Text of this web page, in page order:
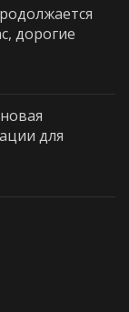
дорогие
для